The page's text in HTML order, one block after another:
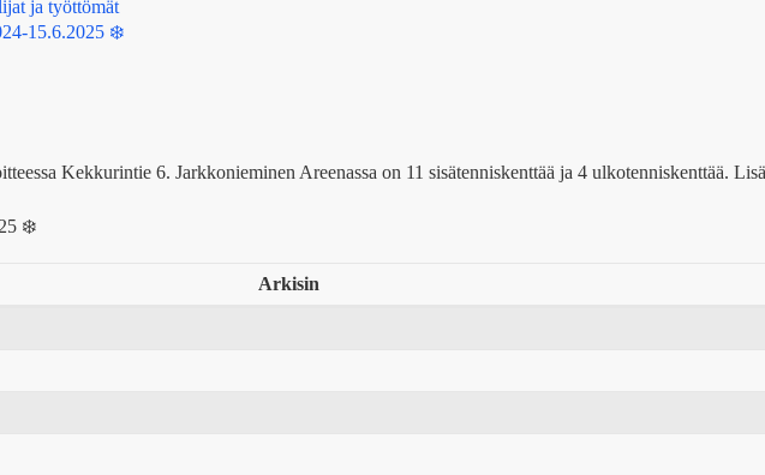
ja työttömät
15.6.2025 ❄️
Kekkurintie 6. Jarkkonieminen Areenassa on 11 sisätenniskenttää ja 4 ulkotenniskenttää.
❄️
Arkisin